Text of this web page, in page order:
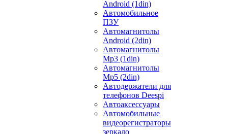
Android (1din)
Автомобильное
ПЗУ
Автомагнитолы
Android (2din)
Автомагнитолы
Mp3 (1din)
Автомагнитолы
Mp5 (2din)
Автодержатели для
телефонов Deespi
Автоаксессуары
Автомобильные
видеорегистраторы
зеркало